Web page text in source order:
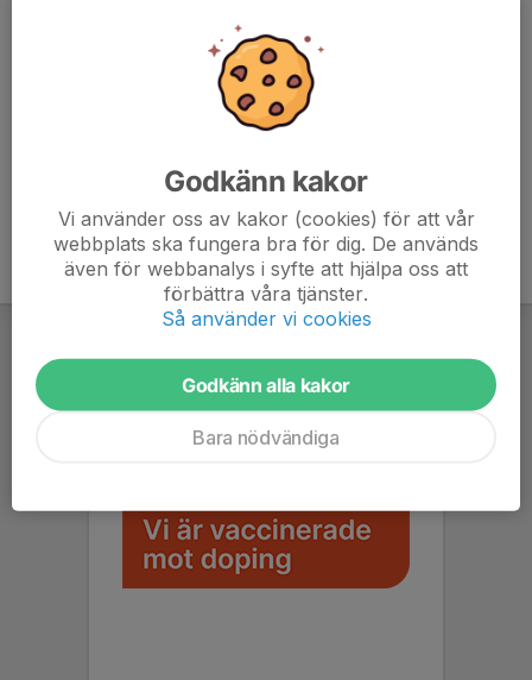
Godkänn kakor
Vi använder oss av kakor (cookies) för att vår
webbplats ska fungera bra för dig. De används
även för webbanalys i syfte att hjälpa oss att
förbättra våra tjänster.
Så använder vi cookies
Godkänn alla kakor
Bara nödvändiga